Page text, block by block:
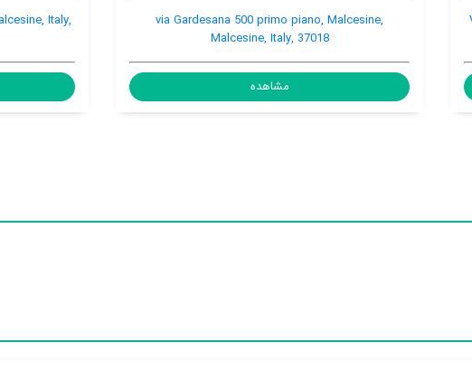
via Gardesana 500
Via Navene Vecchia ,88, Malcesine, Malcesine, Italy,
مشاهده